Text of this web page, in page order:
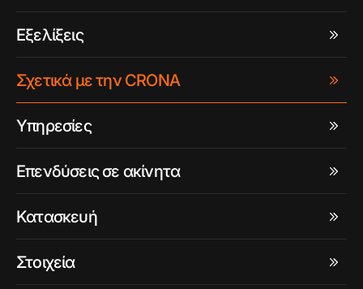
Εξελίξεις
Σχετικά με την CRONA
Υπηρεσίες
Επενδύσεις σε ακίνητα
Κατασκευή
Στοιχεία